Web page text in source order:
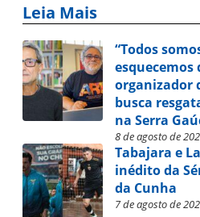
Leia Mais
“Todos
esquecemos
organizador
busca
na Serra
8 de agosto de
Tabajara e
inédito da
da Cunha
7 de agosto de